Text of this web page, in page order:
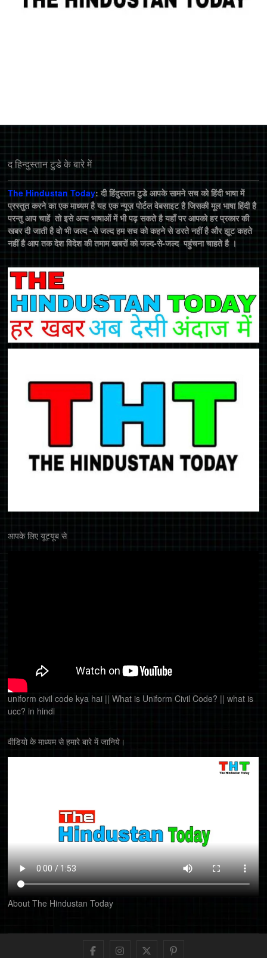
द हिन्‍दुस्‍तान टुडे के बारे में
The Hindustan Today: दी हिंदुस्तान टुडे आपके सामने सच को हिंदी भाषा में
प्रस्तुत करने का एक माध्यम है यह एक न्यूज़ पोर्टल वेबसाइट है जिसकी मूल भाषा हिंदी है
परन्तु आप चाहें तो इसे अन्य भाषाओं में भी पढ़ सकते है यहाँ पर आपको हर प्रकार की
खबर दी जाती है वो भी जल्द -से जल्द हम सच को कहने से डरते नहीं है और झूट कहते
नहीं है आप तक देश विदेश की तमाम खबरों को जल्द-से-जल्द पहुंचना चाहते है ।
आपके लिए यूट्यूब से
uniform civil code kya hai || What is Uniform Civil Code? || what is
ucc? in hindi
वीडियो के माध्यम से हमारे बारे में जानिये।
About The Hindustan Today
FacebookInstagram
TwitterPinterest